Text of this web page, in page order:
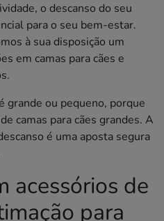
o descanso do seu
para o seu bem-estar.
à sua disposição um
em camas para cães e
grande ou pequeno, porque
camas para cães grandes. A
é uma aposta segura
acessórios de
para